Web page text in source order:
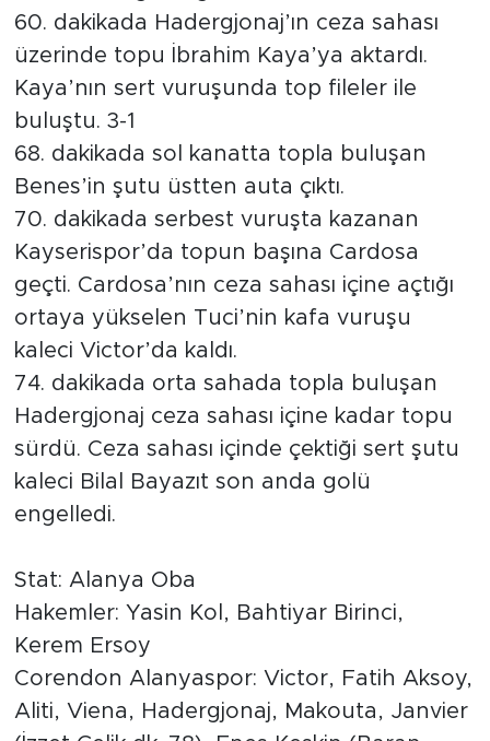
60. dakikada Hadergjonaj’ın ceza sahası
üzerinde topu İbrahim Kaya’ya aktardı.
Kaya’nın sert vuruşunda top fileler ile
buluştu. 3-1
68. dakikada sol kanatta topla buluşan
Benes’in şutu üstten auta çıktı.
70. dakikada serbest vuruşta kazanan
Kayserispor’da topun başına Cardosa
geçti. Cardosa’nın ceza sahası içine açtığı
ortaya yükselen Tuci’nin kafa vuruşu
kaleci Victor’da kaldı.
74. dakikada orta sahada topla buluşan
Hadergjonaj ceza sahası içine kadar topu
sürdü. Ceza sahası içinde çektiği sert şutu
kaleci Bilal Bayazıt son anda golü
engelledi.
Stat: Alanya Oba
Hakemler: Yasin Kol, Bahtiyar Birinci,
Kerem Ersoy
Corendon Alanyaspor: Victor, Fatih Aksoy,
Aliti, Viena, Hadergjonaj, Makouta, Janvier